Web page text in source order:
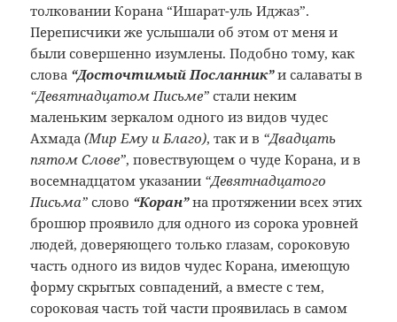
толковании Корана “Ишарат-уль Иджаз”.
Переписчики же услышали об этом от меня и
были совершенно изумлены. Подобно тому, как
слова “Досточтимый Посланник”и салаваты в
“Девятнадцатом Письме” стали неким
маленьким зеркалом одного из видов чудес
Ахмада(Мир Ему и Благо), так и в “Двадцать
пятом Слове”, повествующем о чуде Корана, и в
восемнадцатом указании “Девятнадцатого
Письма” слово “Коран”на протяжении всех этих
брошюр проявило для одного из сорока уровней
людей, доверяющего только глазам, сороковую
часть одного из видов чудес Корана, имеющую
форму скрытых совпадений, а вместе с тем,
сороковая часть той части проявилась в самом